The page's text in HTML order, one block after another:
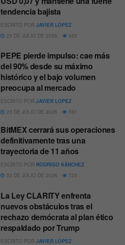
tendencia bajista
ESCRITO POR JAVIER LOPEZ
23 DE JULIO DE 2026
585
PEPE pierde impulso: cae más
del 90% desde su máximo
histórico y el bajo volumen
preocupa al mercado
ESCRITO POR JAVIER LOPEZ
23 DE JULIO DE 2026
591
BitMEX cerrará sus operaciones
definitivamente tras una
trayectoria de 11 años
ESCRITO POR RODRIGO SÁNCHEZ
23 DE JULIO DE 2026
725
La Ley CLARITY enfrenta
nuevos obstáculos tras el
rechazo demócrata al plan ético
respaldado por Trump
ESCRITO POR JAVIER LOPEZ